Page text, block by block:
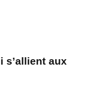
s’allient aux